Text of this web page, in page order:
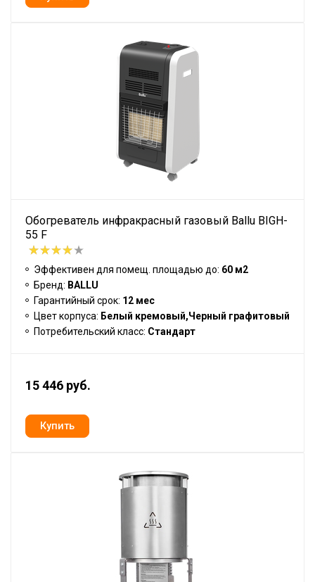
Обогреватель инфракрасный газовый Ballu BIGH-
55 F
Эффективен для помещ. площадью до: 60 м2
Бренд: BALLU
Гарантийный срок: 12 мес
Цвет корпуса: Белый кремовый,Черный графитовый
Потребительский класс: Стандарт
15 446 руб.